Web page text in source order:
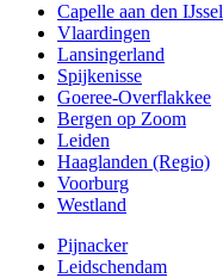
Capelle aan den IJssel
Vlaardingen
Lansingerland
Spijkenisse
Goeree-Overflakkee
Bergen op Zoom
Leiden
Haaglanden (Regio)
Voorburg
Westland
Pijnacker
Leidschendam